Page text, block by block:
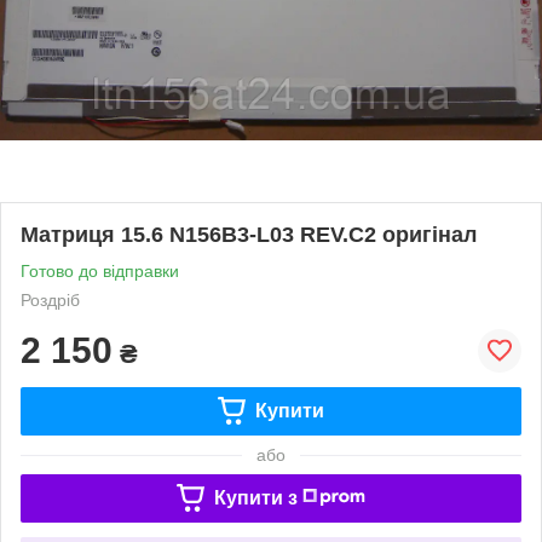
Матриця 15.6 N156B3-L03 REV.C2 оригінал
Готово до відправки
Роздріб
2 150 ₴
Купити
або
Купити з